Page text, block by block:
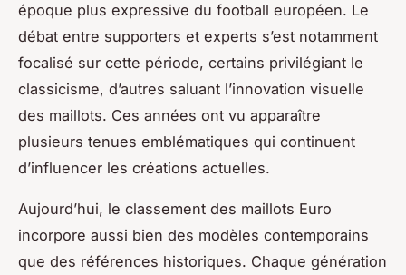
époque plus expressive du football européen. Le
débat entre supporters et experts s’est notamment
focalisé sur cette période, certains privilégiant le
classicisme, d’autres saluant l’innovation visuelle
des maillots. Ces années ont vu apparaître
plusieurs tenues emblématiques qui continuent
d’influencer les créations actuelles.
Aujourd’hui, le classement des maillots Euro
incorpore aussi bien des modèles contemporains
que des références historiques. Chaque génération